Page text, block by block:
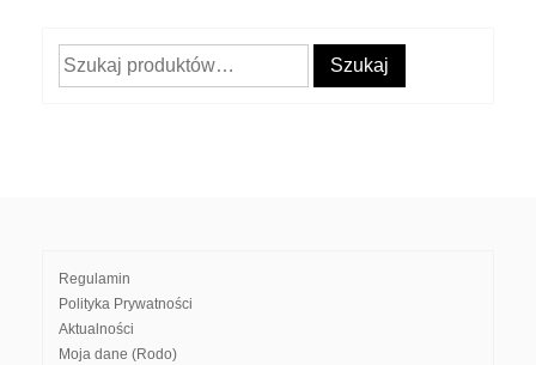
Szukaj: Szukaj
Regulamin
Polityka Prywatności
Aktualności
Moja dane (Rodo)